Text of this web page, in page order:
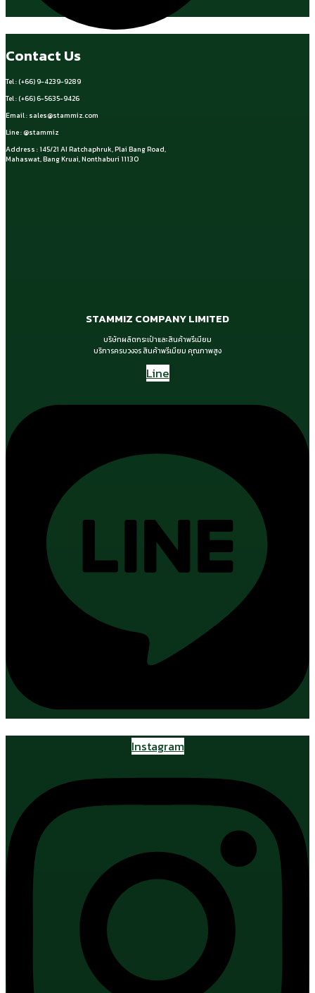
Contact Us
Tel : (+66) 9-4239-9289
Tel : (+66) 6-5635-9426
Email : sales@stammiz.com
Line : @stammiz
Address : 145/21 AI Ratchaphruk, Plai Bang Road,
Mahaswat, Bang Kruai, Nonthaburi 11130
STAMMIZ COMPANY LIMITED
บริษัทผลิตกระเป๋าและสินค้าพรีเมียม
บริการครบวงจร สินค้าพรีเมียม คุณภาพสูง
Line
Instagram